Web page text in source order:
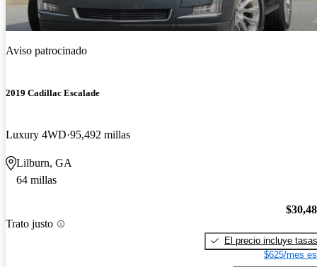
Aviso patrocinado
2019 Cadillac Escalade
Luxury 4WD 95,492 millas
Lilburn, GA
64 millas
Trato justo
El precio incluye tasas
$625/mes